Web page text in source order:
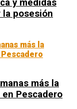
y medidas
posesión
más la
Pescadero